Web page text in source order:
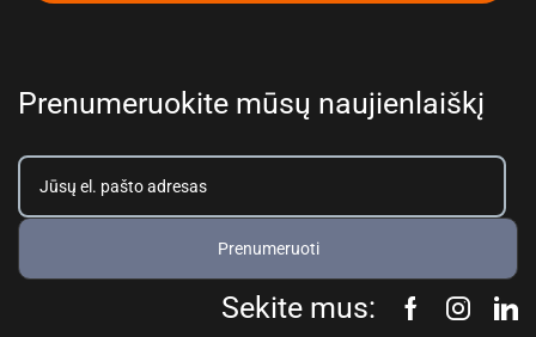
Prenumeruokite mūsų naujienlaiškį
Prenumeruoti
Sekite mus: